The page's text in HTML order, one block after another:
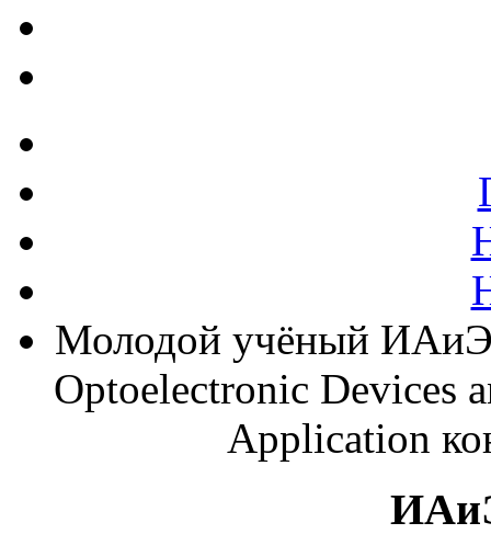
Молодой учёный
Optoelectronic Devices
Application